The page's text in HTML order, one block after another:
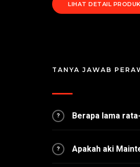
LIHAT DETAIL PRODUK
TANYA JAWAB
? Berapa lama
? Apakah aki